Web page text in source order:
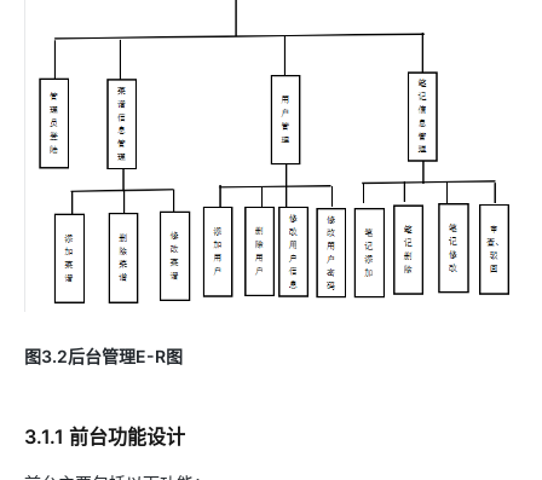
图3.2后台管理E-R图
3.1.1 前台功能设计